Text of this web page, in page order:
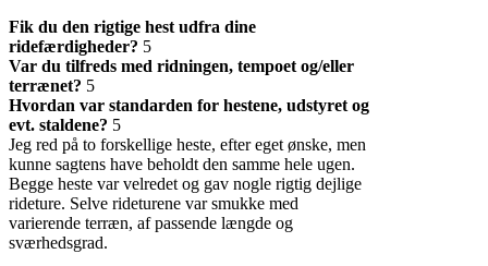
Fik du den rigtige hest udfra dine
ridefærdigheder? 5
Var du tilfreds med ridningen, tempoet og/eller
terrænet? 5
Hvordan var standarden for hestene, udstyret og
evt. staldene? 5
Jeg red på to forskellige heste, efter eget ønske, men
kunne sagtens have beholdt den samme hele ugen.
Begge heste var velredet og gav nogle rigtig dejlige
rideture. Selve rideturene var smukke med
varierende terræn, af passende længde og
sværhedsgrad.